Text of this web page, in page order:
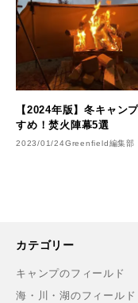
【2024年版】冬キャン
すめ！焚火陣幕5選
2023/01/24Greenfield編集部
カテゴリー
キャンプのフィールド
海・川・湖のフィールド